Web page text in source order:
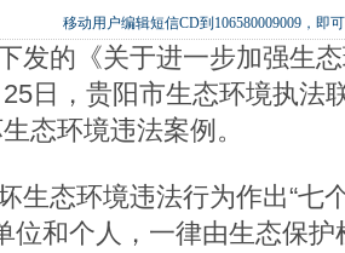
移动用户编辑短信CD到106580009009，即
发的《关于进一步加强生
日，贵阳市生态环境执法
态环境违法案例。
生态环境违法行为作出“七
位和个人，一律由生态保